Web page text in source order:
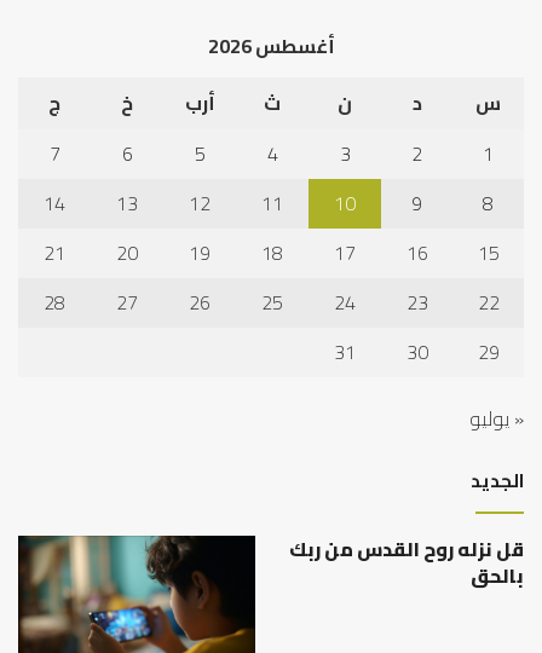
أغسطس 2026
س
د ن ث أرب خ
ج
1
2
3
4
5
6
7
8
9
10
11
12
13
14
15
16
17
18
19
20
21
22
23
24
25
26
27
28
29
30
31
« يوليو
الجديد
قل نزله روح القدس من ربك
بالحق